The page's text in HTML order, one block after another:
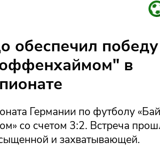
обеспечил победу
в
Германии по футболу
со счетом 3:2. Встреча
и захватывающей.